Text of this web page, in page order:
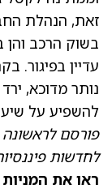
זאת, הנהלת
בשוק הרכב והן
עדיין בפיגור.
להשפיע על
פורסם
לחדשות
ראו את